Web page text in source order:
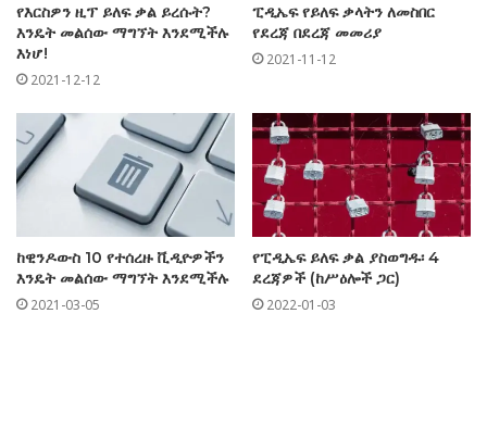
የእርስዎን ዚፕ ይለፍ ቃል ይረሱት?
እንዴት መልሰው ማግኘት እንደሚችሉ
እነሆ!
2021-12-12
ፒዲኤፍ የይለፍ ቃላትን ለመስበር
የደረጃ በደረጃ መመሪያ
2021-11-12
ከዊንዶውስ 10 የተሰረዙ ቪዲዮዎችን
እንዴት መልሰው ማግኘት እንደሚችሉ
2021-03-05
የፒዲኤፍ ይለፍ ቃል ያስወግዱ፡ 4
ደረጃዎች (ከሥዕሎች ጋር)
2022-01-03